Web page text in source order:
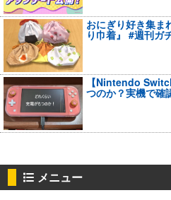
おにぎり好き集ま
り巾着』 #週刊ガ
【Nintendo
つのか？実機で確
メニュー